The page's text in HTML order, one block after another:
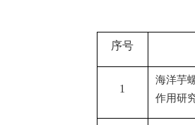
序号
1
海洋芋
作用研